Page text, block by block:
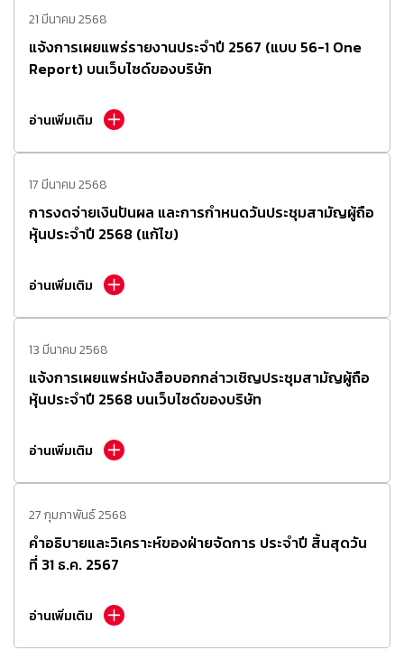
21 มีนาคม 2568
แจ้งการเผยแพร่รายงานประจำปี 2567 (แบบ 56-1 One
Report) บนเว็บไซด์ของบริษัท
อ่านเพิ่มเติม
17 มีนาคม 2568
การงดจ่ายเงินปันผล และการกำหนดวันประชุมสามัญผู้ถือ
หุ้นประจำปี 2568 (แก้ไข)
อ่านเพิ่มเติม
13 มีนาคม 2568
แจ้งการเผยแพร่หนังสือบอกกล่าวเชิญประชุมสามัญผู้ถือ
หุ้นประจำปี 2568 บนเว็บไซด์ของบริษัท
อ่านเพิ่มเติม
27 กุมภาพันธ์ 2568
คำอธิบายและวิเคราะห์ของฝ่ายจัดการ ประจำปี สิ้นสุดวัน
ที่ 31 ธ.ค. 2567
อ่านเพิ่มเติม